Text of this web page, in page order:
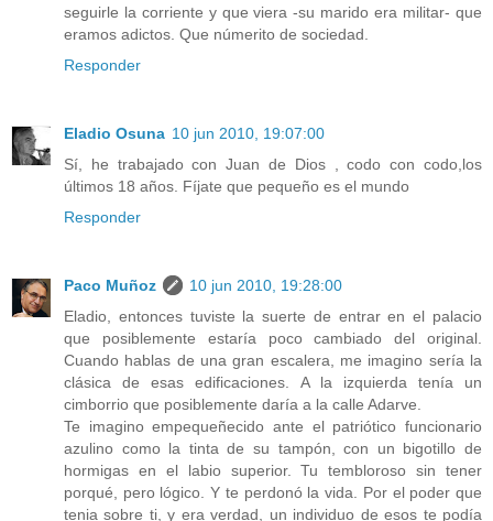
seguirle la corriente y que viera -su marido era militar- que
eramos adictos. Que númerito de sociedad.
Responder
Eladio Osuna 10 jun 2010, 19:07:00
Sí, he trabajado con Juan de Dios , codo con codo,los
últimos 18 años. Fíjate que pequeño es el mundo
Responder
Paco Muñoz
10 jun 2010, 19:28:00
Eladio, entonces tuviste la suerte de entrar en el palacio
que posiblemente estaría poco cambiado del original.
Cuando hablas de una gran escalera, me imagino sería la
clásica de esas edificaciones. A la izquierda tenía un
cimborrio que posiblemente daría a la calle Adarve.
Te imagino empequeñecido ante el patriótico funcionario
azulino como la tinta de su tampón, con un bigotillo de
hormigas en el labio superior. Tu tembloroso sin tener
porqué, pero lógico. Y te perdonó la vida. Por el poder que
tenia sobre ti, y era verdad, un individuo de esos te podía